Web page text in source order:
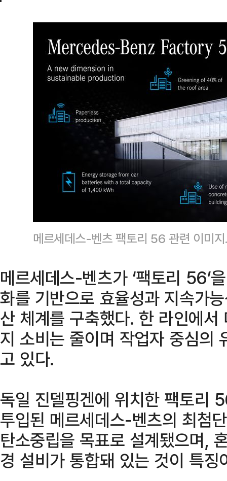
메르세데스-벤츠 팩토리 56 관련 이미
메르세데스-벤츠가 ‘팩토리 56’
화를 기반으로 효율성과 지속가
산 체계를 구축했다. 한 라인에
지 소비는 줄이며 작업자 중심의
고 있다.
독일 진델핑겐에 위치한 팩토
투입된 메르세데스-벤츠의 최첨
탄소중립을 목표로 설계됐으며,
경 설비가 통합돼 있는 것이 특징